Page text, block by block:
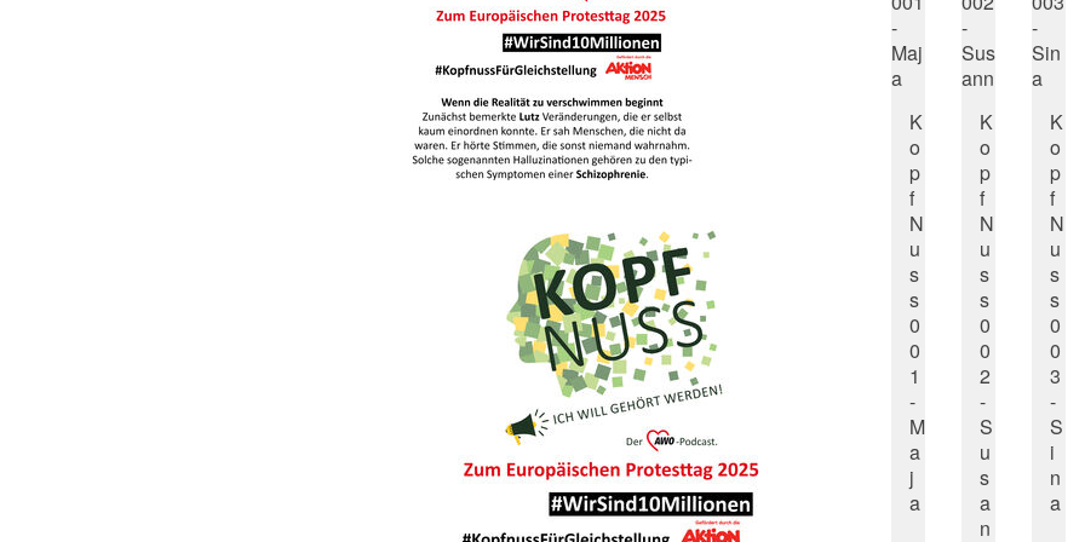
K
o
p
f
N
u
s
s
0
0
1
-
M
a
j
a
K
o
p
f
N
u
s
s
0
0
2
-
S
u
s
a
n
K
o
p
f
N
u
s
s
0
0
3
-
S
i
n
a